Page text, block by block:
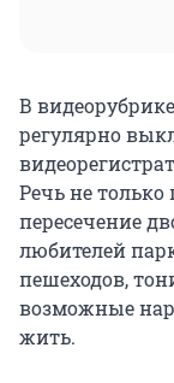
В
регулярно
Речь не
пересечение
любителей
пешеходов,
возможные
жить.